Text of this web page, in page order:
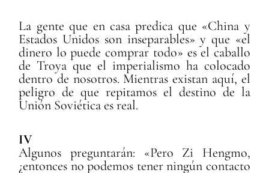
La gente que en casa predica que «China y
Estados Unidos son inseparables» y que «el
dinero lo puede comprar todo» es el caballo
de Troya que el imperialismo ha colocado
dentro de nosotros. Mientras existan aquí, el
peligro de que repitamos el destino de la
Unión Soviética es real.
IV
Algunos preguntarán: «Pero Zi Hengmo,
¿entonces no podemos tener ningún contacto